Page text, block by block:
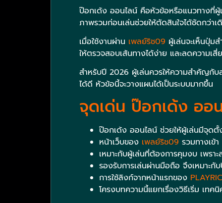
ป๊อกเด้ง ออนไลน์ คือหัวข้อหรือแนวทางที่ผู้เ
ภาพรวมก่อนเล่นช่วยให้ตัดสินใจได้ชัดกว่าเ
เมื่อใช้งานผ่าน เพลย์ริช09 ผู้เล่นจะเห็นปุ่ม
ให้ตรวจสอบเส้นทางได้ง่าย และลดความเ
สำหรับปี 2026 ผู้เล่นควรให้ความสำคัญกั
ได้ดี หัวข้อนี้จะวางแผนได้เป็นระบบมากขึ้น
จุดเด่น ป๊อกเด้ง ออ
ป๊อกเด้ง ออนไลน์ ช่วยให้ผู้เล่นมีจุดตั้
หน้าเว็บของ เพลย์ริช09 รวมทางเข้
เหมาะกับผู้เล่นที่ต้องการคุมงบ เพร
รองรับการเล่นผ่านมือถือ จึงเหมาะ
การใช้ลิงก์จากหน้าแรกของ
โครงบทความนี้แยกเรื่องวิธีเริ่ม เทค